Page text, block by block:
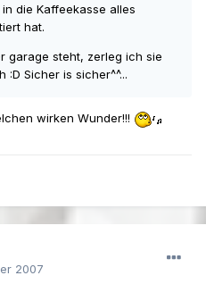
die Kaffeekasse alles
hat.
garage steht, zerleg ich sie
Sicher is sicher^^...
wirken Wunder!!!
2007